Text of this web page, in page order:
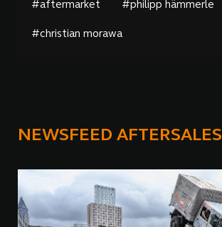
#aftermarket #philipp hämmerle
#christian morawa
NEWSFEED AFTERSALES